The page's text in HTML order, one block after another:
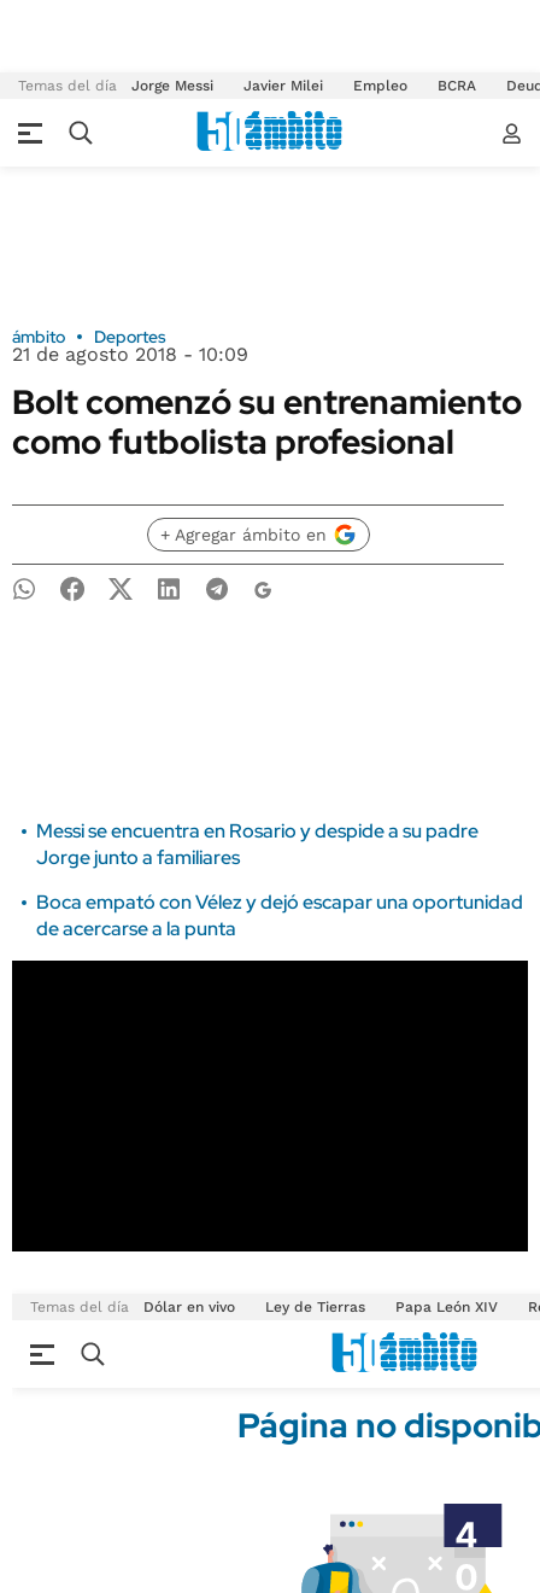
Temas del día Jorge Messi Javier Milei Empleo BCRA
ámbito Deportes
21 de agosto 2018 - 10:09
Bolt comenzó su entrenamiento
como futbolista profesional
+ Agregar ámbito en
Messi se encuentra en Rosario y despide a su padre
Jorge junto a familiares
Boca empató con Vélez y dejó escapar una oportunidad
de acercarse a la punta